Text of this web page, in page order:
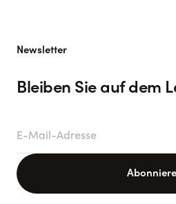
Newsletter
Bleiben Sie auf dem
E-Mail-Adresse